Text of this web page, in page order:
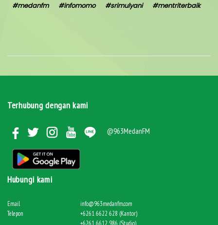
#medanfm
#infomomo #srimulyani #mentriterbaik
Terhubung dengan kami
@963MedanFM
Hubungi kami
Email
info@963medanfm.com
Telepon
+6261 6622 628 (Kantor)
+6261 6612 986 (Studio)